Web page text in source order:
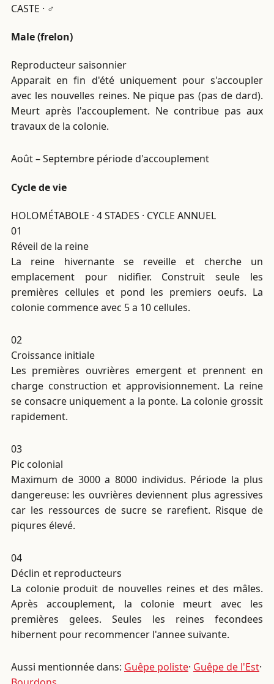
CASTE · ♂
Male (frelon)
Reproducteur saisonnier
Apparait en fin d'été uniquement pour s'accoupler
avec les nouvelles reines. Ne pique pas (pas de dard).
Meurt après l'accouplement. Ne contribue pas aux
travaux de la colonie.
Août – Septembre période d'accouplement
Cycle de vie
HOLOMÉTABOLE · 4 STADES · CYCLE ANNUEL
01
Réveil de la reine
La reine hivernante se reveille et cherche un
emplacement pour nidifier. Construit seule les
premières cellules et pond les premiers oeufs. La
colonie commence avec 5 a 10 cellules.
02
Croissance initiale
Les premières ouvrières emergent et prennent en
charge construction et approvisionnement. La reine
se consacre uniquement a la ponte. La colonie grossit
rapidement.
03
Pic colonial
Maximum de 3000 a 8000 individus. Période la plus
dangereuse: les ouvrières deviennent plus agressives
car les ressources de sucre se rarefient. Risque de
piqures élevé.
04
Déclin et reproducteurs
La colonie produit de nouvelles reines et des mâles.
Après accouplement, la colonie meurt avec les
premières gelees. Seules les reines fecondees
hibernent pour recommencer l'annee suivante.
Aussi mentionnée dans: Guêpe poliste· Guêpe de l'Est·